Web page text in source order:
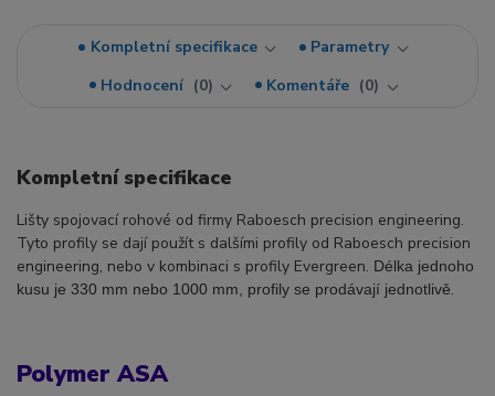
Kompletní specifikace
Parametry
Hodnocení
0 Komentáře 0
Kompletní specifikace
Lišty spojovací rohové od firmy Raboesch precision engineering.
Tyto profily se dají použít s dalšími profily od Raboesch precision
engineering, nebo v kombinaci s profily Evergreen. Délka jednoho
kusu je 330 mm nebo 1000 mm, profily se prodávají jednotlivě.
Polymer ASA